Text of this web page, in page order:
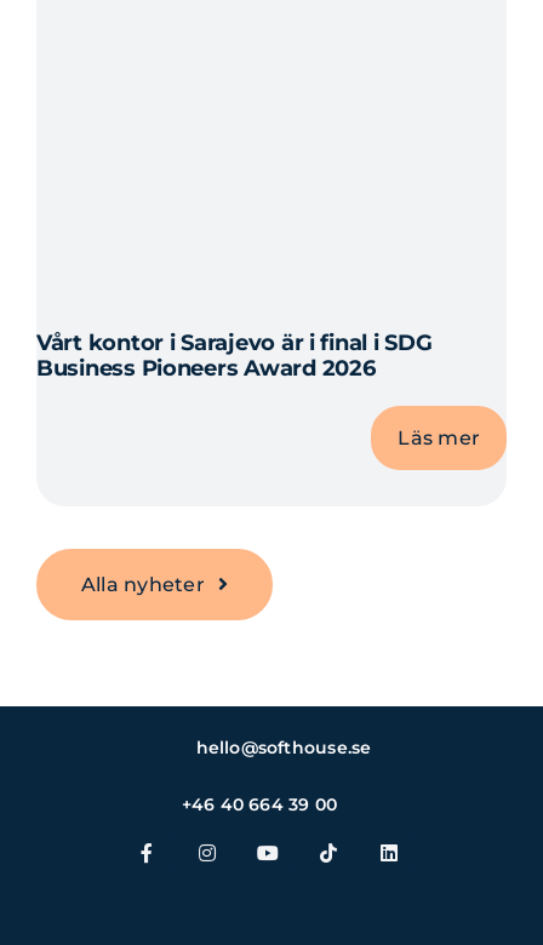
Vårt kontor i Sarajevo är i final i SDG
Business Pioneers Award 2026
Läs mer
Alla nyheter
hello@softhouse.se
+46 40 664 39 00